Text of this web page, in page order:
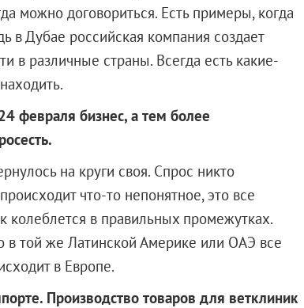
можно договориться. Есть примеры, когда
в Дубае российская компания создает
в различные страны. Всегда есть какие-
февраля бизнес, а тем более
на круги своя. Спрос никто
что-то непонятное, это все
в правильных промежутках.
в той же Латинской Америке или ОАЭ все
в Европе.
Производство товаров для ветклиник